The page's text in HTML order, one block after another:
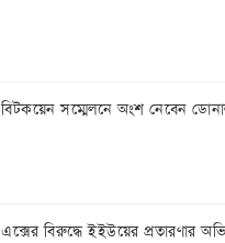
বিটকয়েন সম্মেলনে অংশ নেবেন
এক্সের বিরুদ্ধে ইইউয়ের প্রতারণার